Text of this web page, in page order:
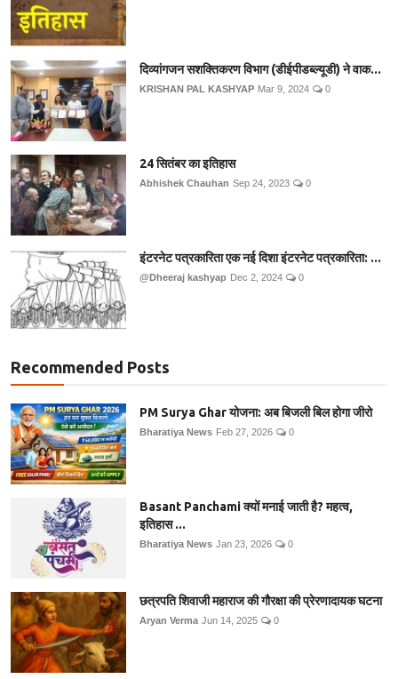
दिव्यांगजन सशक्तिकरण विभाग (डीईपीडब्ल्यूडी) ने वाक...
KRISHAN PAL KASHYAP Mar 9, 2024 0
24 सितंबर का इतिहास
Abhishek Chauhan Sep 24, 2023 0
इंटरनेट पत्रकारिता एक नई दिशा इंटरनेट पत्रकारिता: ...
@Dheeraj kashyap Dec 2, 2024 0
Recommended Posts
PM Surya Ghar योजना: अब बिजली बिल होगा जीरो
Bharatiya News Feb 27, 2026 0
Basant Panchami क्यों मनाई जाती है? महत्व,
इतिहास ...
Bharatiya News Jan 23, 2026 0
छत्रपति शिवाजी महाराज की गौरक्षा की प्रेरणादायक घटना
Aryan Verma Jun 14, 2025 0